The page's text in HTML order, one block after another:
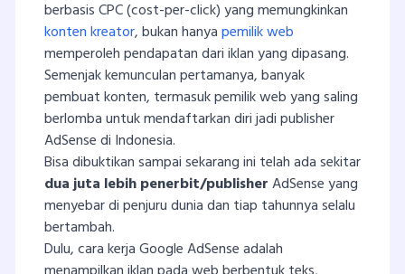
berbasis CPC (cost-per-click) yang memungkinkan
konten kreator, bukan hanyapemilik web
memperoleh pendapatan dari iklan yang dipasang.
Semenjak kemunculan pertamanya, banyak
pembuat konten, termasuk pemilik web yang saling
berlomba untuk mendaftarkan diri jadi publisher
AdSense di Indonesia.
Bisa dibuktikan sampai sekarang ini telah ada sekitar
dua juta lebih penerbit/publisherAdSense yang
menyebar di penjuru dunia dan tiap tahunnya selalu
bertambah.
Dulu, cara kerja Google AdSense adalah